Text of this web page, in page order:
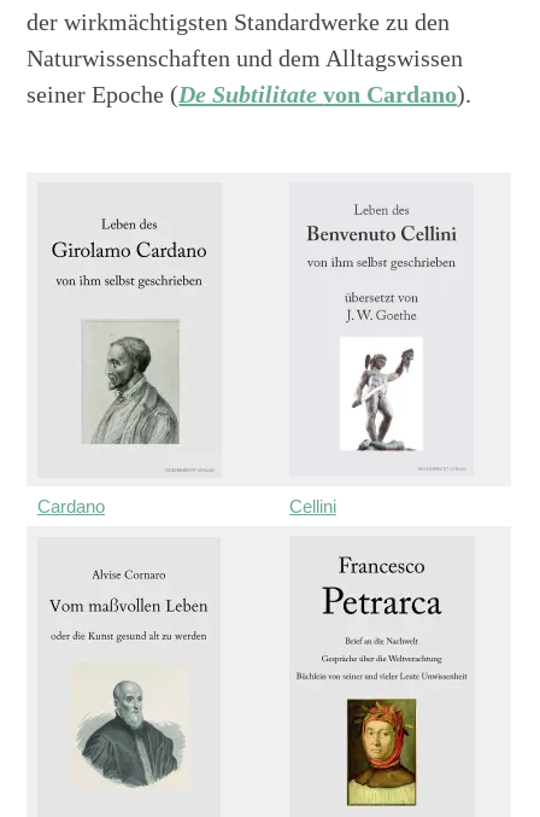
der wirkmächtigsten Standardwerke zu den
Naturwissenschaften und dem Alltagswissen
seiner Epoche (De Subtilitatevon Cardano).
Cardano Cellini